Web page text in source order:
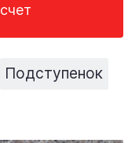
Подступенок